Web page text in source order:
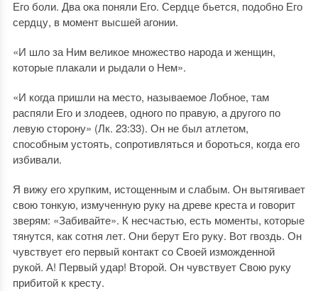
Его боли. Два ока поняли Его. Сердце бьется, подобно Его
сердцу, в момент высшей агонии.
«И шло за Ним великое множество народа и женщин,
которые плакали и рыдали о Нем».
«И когда пришли на место, называемое Лобное, там
распяли Его и злодеев, одного по правую, а другого по
левую сторону» (Лк. 23:33). Он не был атлетом,
способным устоять, сопротивляться и бороться, когда его
избивали.
Я вижу его хрупким, истощенным и слабым. Он вытягивает
свою тонкую, измученную руку на древе креста и говорит
зверям: «Забивайте». К несчастью, есть моменты, которые
тянутся, как сотня лет. Они берут Его руку. Вот гвоздь. Он
чувствует его первый контакт со Своей изможденной
рукой. А! Первый удар! Второй. Он чувствует Свою руку
прибитой к кресту.